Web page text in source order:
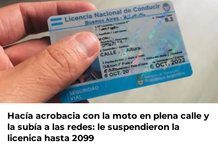
Hacía acrobacia con la moto en plena calle y
la subía a las redes: le suspendieron la
licenica hasta 2099